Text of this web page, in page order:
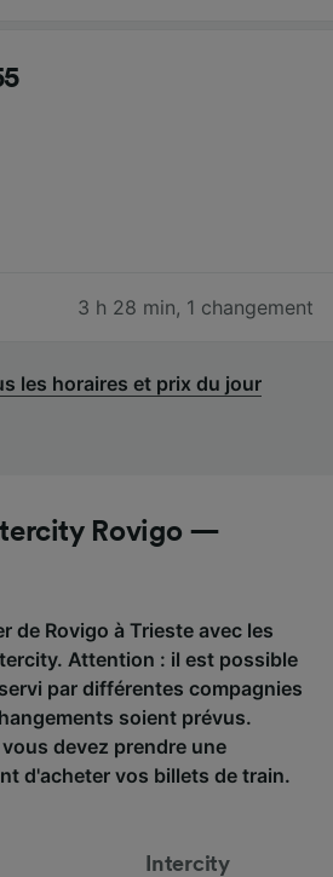
3 h 28 min, 1 changement
les horaires et prix du jour
Rovigo —
de Rovigo à Trieste avec les
Attention : il est possible
par différentes compagnies
soient prévus.
devez prendre une
d'acheter vos billets de train.
Intercity